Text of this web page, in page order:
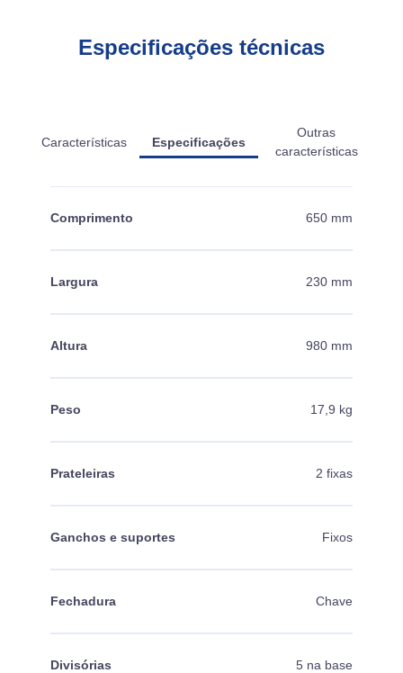
Especificações técnicas
Características Especificações
Outras
características
Comprimento 650 mm
Largura 230 mm
Altura 980 mm
Peso 17,9 kg
Prateleiras 2 fixas
Ganchos e suportes Fixos
Fechadura Chave
Divisórias 5 na base